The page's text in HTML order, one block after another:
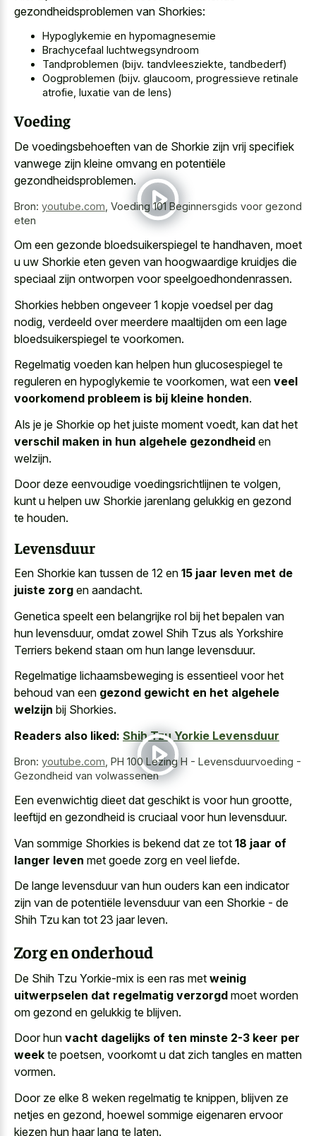
gezondheidsproblemen van Shorkies:
Hypoglykemie en hypomagnesemie
Brachycefaal luchtwegsyndroom
Tandproblemen (bijv. tandvleesziekte, tandbederf)
Oogproblemen (bijv. glaucoom, progressieve retinale
atrofie, luxatie van de lens)
Voeding
De voedingsbehoeften van de Shorkie zijn vrij specifiek
vanwege zijn kleine omvang en potentiële
gezondheidsproblemen.
Bron: youtube.com Voeding 101 Beginnersgids voor gezond
eten
Om een gezonde bloedsuikerspiegel te handhaven, moet
u uw Shorkie eten geven van hoogwaardige kruidjes die
speciaal zijn ontworpen voor speelgoedhondenrassen.
Shorkies hebben ongeveer 1 kopje voedsel per dag
nodig, verdeeld overmeerdere maaltijden om een lage
bloedsuikerspiegel te voorkomen.
Regelmatig voeden kan helpen hun glucosespiegel te
reguleren en hypoglykemie te voorkomen, wat een veel
voorkomend probleem is bij kleine honden.
Als je je Shorkie op het juiste moment voedt, kan dat het
verschil maken in hun algehele gezondheid en
welzijn.
Door deze eenvoudige voedingsrichtlijnen te volgen,
kunt u helpen uw Shorkie jarenlang gelukkig en gezond
te houden.
Levensduur
Een Shorkie kan tussen de 12 en 15 jaar leven met de
juiste zorg en aandacht.
Genetica speelt een belangrijke rol bij het bepalen van
hun levensduur, omdat zowel Shih Tzus als Yorkshire
Terriers bekend staan om hun lange levensduur.
Regelmatige lichaamsbeweging is essentieel voor het
behoud van een gezond gewicht en het algehele
welzijn bij Shorkies.
Readers also liked: Shih Tzu Yorkie Levensduur
Bron: youtube.com PH 100 Lezing H - Levensduurvoeding -
Gezondheid van volwassenen
Een evenwichtig dieet dat geschikt is voor hun grootte,
leeftijd en gezondheid is cruciaal voor hun levensduur.
Van sommige Shorkies is bekend dat ze tot 18 jaar of
langer leven met goede zorg en veel liefde.
De lange levensduur van hun ouders kan een indicator
zijn van de potentiële levensduur van een Shorkie - de
Shih Tzu kan tot 23 jaar leven.
Zorg en onderhoud
De Shih Tzu Yorkie-mix is een ras met weinig
uitwerpselen dat regelmatig verzorgd moet worden
om gezond en gelukkig te blijven.
Door hun vacht dagelijks of ten minste 2-3 keer per
week te poetsen, voorkomt u dat zich tangles en matten
vormen.
Door ze elke 8 weken regelmatig te knippen, blijven ze
netjes en gezond, hoewel sommige eigenaren ervoor
kiezen hun haar lang te laten.